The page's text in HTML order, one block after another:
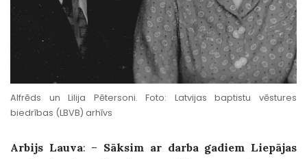
Alfrēds un Lilija Pētersoni. Foto: Latvijas baptistu vēstures
biedrības (LBVB) arhīvs
Arbijs Lauva: – Sāksim ar darba gadiem Liepājas